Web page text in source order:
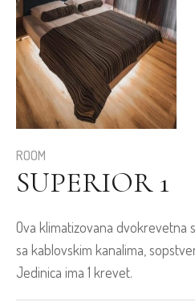
ROOM
SUPERIOR 1
Ova klimatizovana dvokrevetna
sa kablovskim kanalima,
Jedinica ima 1 krevet.